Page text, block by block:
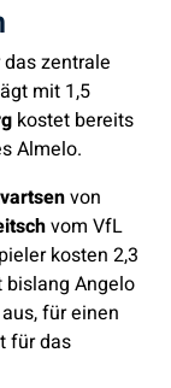
zentrale
mit 1,5
kostet bereits
Almelo.
von
vom VfL
kosten 2,3
bislang Angelo
für einen
für das